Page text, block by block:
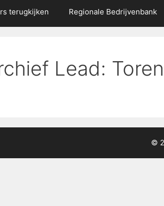
terugkijken Regionale Bedrijvenbank
Lead:
©